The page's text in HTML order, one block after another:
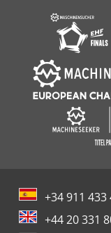
+34 911 433
+44 20 331